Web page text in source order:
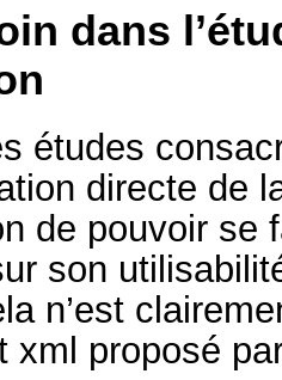
dans
études
directe de
de pouvoir se
son
n’est
xml proposé